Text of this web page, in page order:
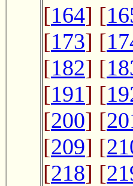
[164] [
[173] [
[182] [
[191] [
[200] [
[209] [
[218] [